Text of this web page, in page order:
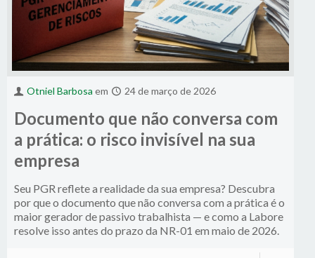
Otniel Barbosa em 24 de março de 2026
Documento que não conversa com
a prática: o risco invisível na sua
empresa
Seu PGR reflete a realidade da sua empresa? Descubra
por que o documento que não conversa com a prática é o
maior gerador de passivo trabalhista — e como a Labore
resolve isso antes do prazo da NR-01 em maio de 2026.